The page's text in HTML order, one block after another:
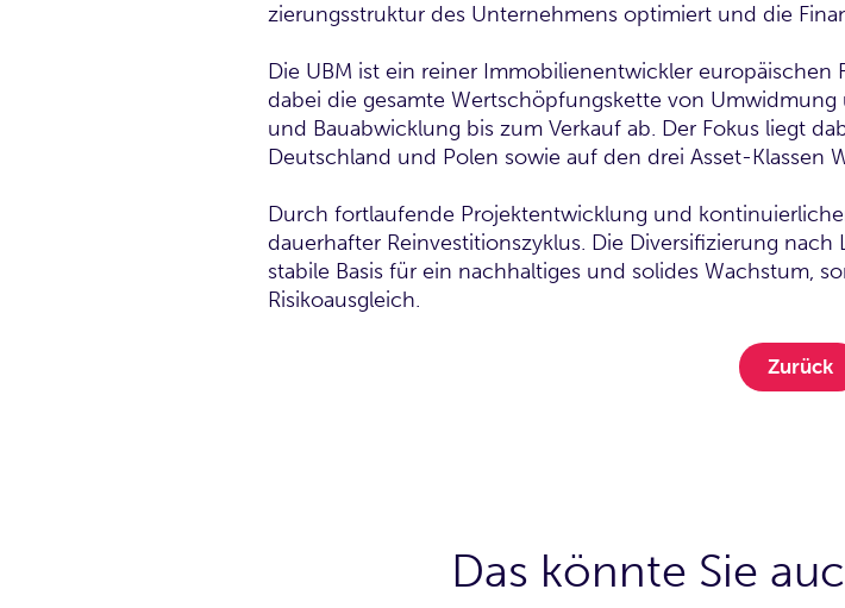
zierungsstruktur des Unternehmens optimiert und die
Die UBM ist ein reiner Immobilienentwickler
dabei die gesamte Wertschöpfungskette von
und Bauabwicklung bis zum Verkauf ab. Der Fokus liegt
Deutschland und Polen sowie auf den drei Asset-Klassen
Durch fortlaufende Projektentwicklung und
dauerhafter Reinvestitionszyklus. Die Diversifizie­rung
stabile Basis für ein nachhaltiges und solides Wachstum,
Risikoausgleich.
Zurück
Das könnte Sie